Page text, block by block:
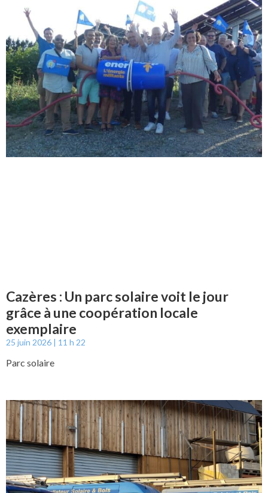
Cazères : Un parc solaire voit le jour
grâce à une coopération locale
exemplaire
25 juin 2026 11 h 22
Parc solaire